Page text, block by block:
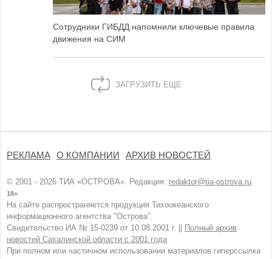
Сотрудники ГИБДД напомнили ключевые правила
движения на СИМ
ЗАГРУЗИТЬ ЕЩЕ
РЕКЛАМА О КОМПАНИИ АРХИВ НОВОСТЕЙ
© 2001 - 2026 ТИА «ОСТРОВА». Редакция: redaktor@tia-ostrova.ru.
18+
На сайте распространяется продукция Тихоокеанского
информационного агентства "Острова".
Свидетельство ИА № 15-0239 от 10.08.2001 г. ||
Полный архив
новостей Сахалинской области с 2001 года
При полном или частичном использовании материалов гиперссылка